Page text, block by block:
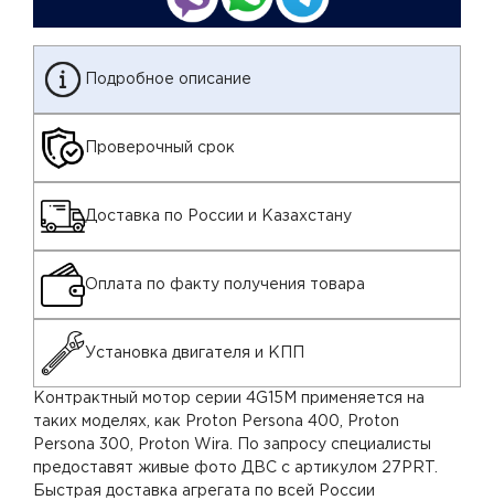
Подробное описание
Проверочный срок
Доставка по России и Казахстану
Оплата по факту получения товара
Установка двигателя и КПП
Контрактный мотор серии 4G15M применяется на
таких моделях, как Proton Persona 400, Proton
Persona 300, Proton Wira. По запросу специалисты
предоставят живые фото ДВС с артикулом 27PRT.
Быстрая доставка агрегата по всей России